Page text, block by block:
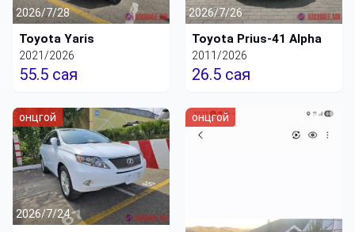
2026/7/28
Toyota Yaris
2021/2026
55.5 сая
2026/7/26
Toyota Prius-41 Alpha
2011/2026
26.5 сая
онцгой
2026/7/24
онцгой